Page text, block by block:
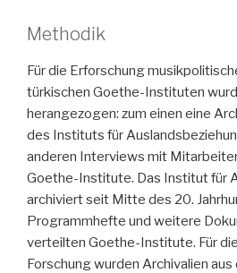
Methodik
Für die Erforschung
türkischen Goethe-Instituten
herangezogen: zum einen eine
des Instituts für
anderen Interviews mit
Goethe-Institute. Das Institut für
archiviert seit Mitte des 20.
Programmhefte und weitere
verteilten Goethe-Institute. Für
Forschung wurden Archivalien